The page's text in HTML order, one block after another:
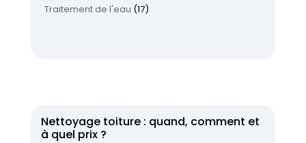
Traitement de l'eau (17)
Nettoyage toiture : quand, comment et
à quel prix ?